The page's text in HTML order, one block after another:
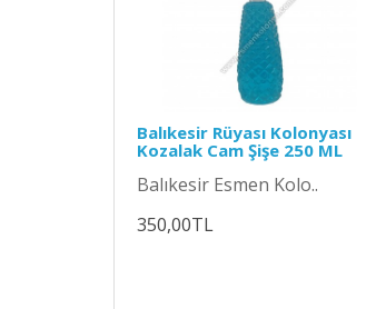
Balıkesir Rüyası Kolonyası
Kozalak Cam Şişe 250 ML
Balıkesir Esmen Kolo..
350,00TL